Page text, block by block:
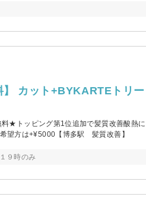
】 カット+BYKARTEトリー
★トッピング第1位追加で髪質改善酸熱に
望方は+¥5000【博多駅 髪質改善】
９時のみ